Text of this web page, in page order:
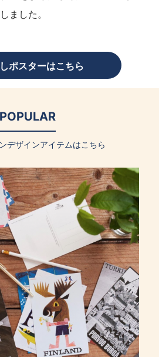
ました。
ポスターはこちら
POPULAR
デザインアイテムはこちら